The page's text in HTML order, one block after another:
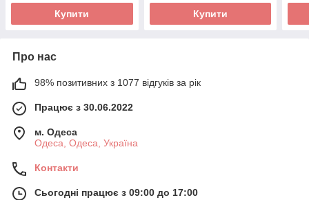
Купити Купити
Про нас
98% позитивних з 1077 відгуків за рік
Працює з 30.06.2022
м. Одеса
Одеса, Одеса, Україна
Контакти
Сьогодні працює з 09:00 до 17:00